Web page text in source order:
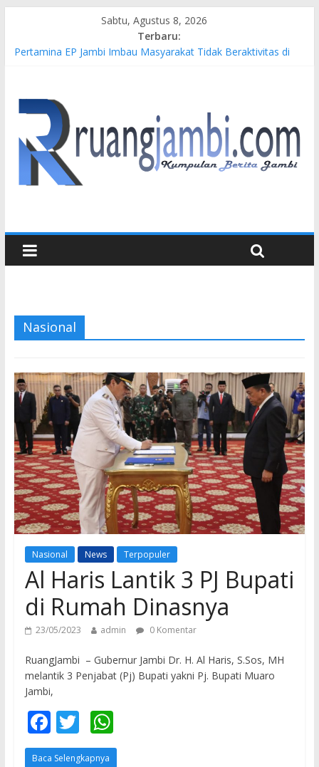
Sabtu, Agustus 8, 2026
Terbaru:
Pertamina EP Jambi Imbau Masyarakat Tidak Beraktivitas di
Didampingi Pengacara Chris Januardi
Hj. Hesti Haris Dorong Lahirnya Wirausaha Muda Melalui
Pelatihan Batik Kontemporer PKW
Siap Dukung Kegiatan Hulu Migas, Kapolda Jambi Kunjungi
FSO 115
Gubernur Al Haris Buka Turnamen Tenis Antar Alumni
Nasional
Nasional News Terpopuler
Al Haris Lantik 3 PJ Bupati
di Rumah Dinasnya
23/05/2023 admin 0 Komentar
RuangJambi – Gubernur Jambi Dr. H. Al Haris, S.Sos, MH
melantik 3 Penjabat (Pj) Bupati yakni Pj. Bupati Muaro
Jambi,
F
ac
T
w
W
h
Baca Selengkapnya